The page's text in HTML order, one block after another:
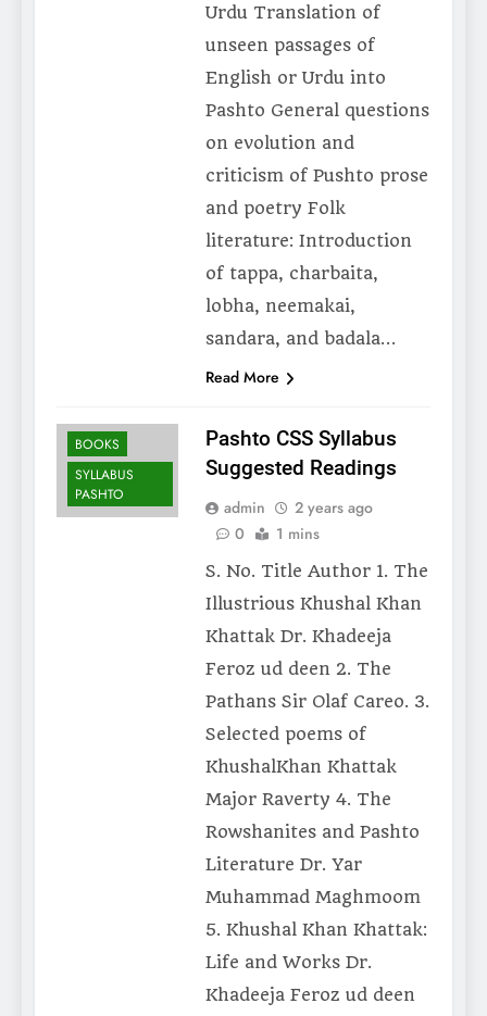
Urdu Translation of
unseen passages of
English or Urdu into
Pashto General questions
on evolution and
criticism of Pushto prose
and poetry Folk
literature: Introduction
of tappa, charbaita,
lobha, neemakai,
sandara, and badala…
Read More
BOOKS
SYLLABUS
PASHTO
Pashto CSS Syllabus
Suggested Readings
admin
2 years ago
0
1 mins
S. No. Title Author 1. The
Illustrious Khushal Khan
Khattak Dr. Khadeeja
Feroz ud deen 2. The
Pathans Sir Olaf Careo. 3.
Selected poems of
KhushalKhan Khattak
Major Raverty 4. The
Rowshanites and Pashto
Literature Dr. Yar
Muhammad Maghmoom
5. Khushal Khan Khattak:
Life and Works Dr.
Khadeeja Feroz ud deen